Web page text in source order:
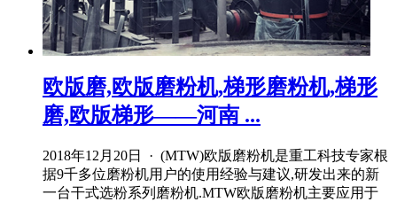
欧版磨,欧版磨粉机,梯形磨粉机,梯形
磨,欧版梯形——河南 ...
2018年12月20日 · (MTW)欧版磨粉机是重工科技专家根
据9千多位磨粉机用户的使用经验与建议,研发出来的新
一台干式选粉系列磨粉机.MTW欧版磨粉机主要应用于